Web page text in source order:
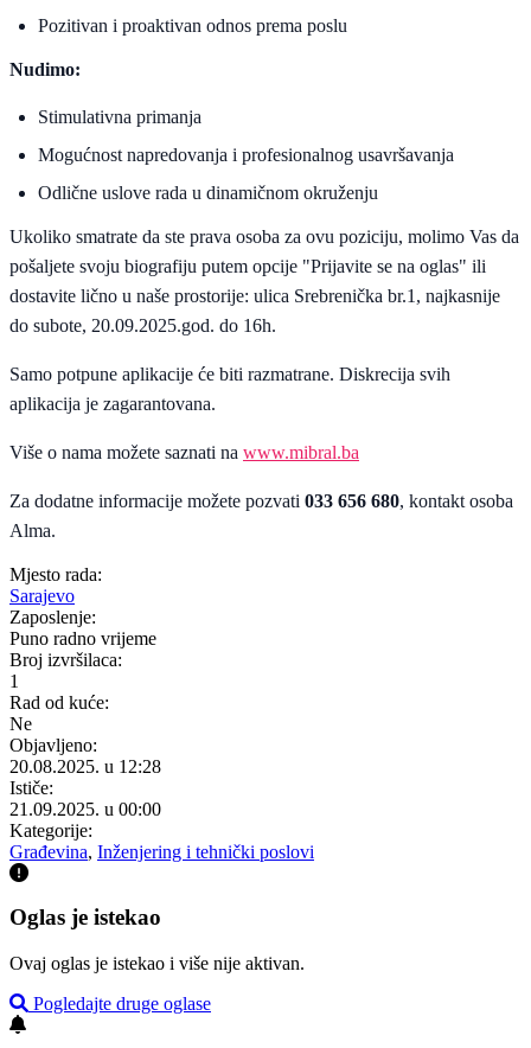
Pozitivan i proaktivan odnos prema poslu
Nudimo:
Stimulativna primanja
Mogućnost napredovanja i profesionalnog usavršavanja
Odlične uslove rada u dinamičnom okruženju
Ukoliko smatrate da ste prava osoba za ovu poziciju, molimo Vas da
pošaljete svoju biografiju putem opcije "Prijavite se na oglas" ili
dostavite lično u naše prostorije: ulica Srebrenička br.1, najkasnije
do subote, 20.09.2025.god. do 16h.
Samo potpune aplikacije će biti razmatrane. Diskrecija svih
aplikacija je zagarantovana.
Više o nama možete saznati na www.mibral.ba
Za dodatne informacije možete pozvati 033 656 680, kontakt osoba
Alma.
Mjesto rada:
Sarajevo
Zaposlenje:
Puno radno vrijeme
Broj izvršilaca:
1
Rad od kuće:
Ne
Objavljeno:
20.08.2025. u 12:28
Ističe:
21.09.2025. u 00:00
Kategorije:
Građevina, Inženjering i tehnički poslovi
Oglas je istekao
Ovaj oglas je istekao i više nije aktivan.
Pogledajte druge oglase